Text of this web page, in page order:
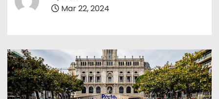
Mar 22, 2024